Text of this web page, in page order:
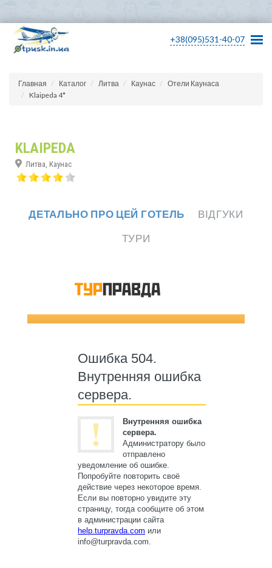
+38(095)531-40-07
Главная Каталог Литва Каунас
Отели Каунаса
Klaipeda 4*
KLAIPEDA
Литва, Каунас
ДЕТАЛЬНО ПРО ЦЕЙ ГОТЕЛЬ
ВІДГУКИ
ТУРИ